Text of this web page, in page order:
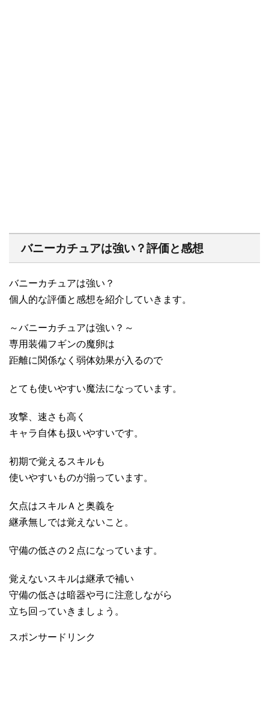
バニーカチュアは強い？評価と感想
バニーカチュアは強い？
個人的な評価と感想を紹介していきます。
～バニーカチュアは強い？～
専用装備フギンの魔卵は
距離に関係なく弱体効果が入るので
とても使いやすい魔法になっています。
攻撃、速さも高く
キャラ自体も扱いやすいです。
初期で覚えるスキルも
使いやすいものが揃っています。
欠点はスキルＡと奥義を
継承無しでは覚えないこと。
守備の低さの２点になっています。
覚えないスキルは継承で補い
守備の低さは暗器や弓に注意しながら
立ち回っていきましょう。
スポンサードリンク